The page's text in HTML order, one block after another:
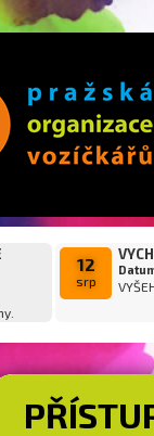
12
srp